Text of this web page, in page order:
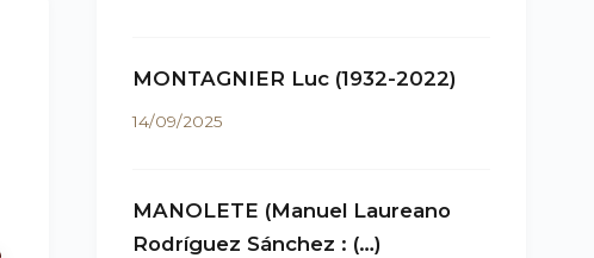
MONTAGNIER Luc (1932-2022)
14/09/2025
MANOLETE (Manuel Laureano
Rodríguez Sánchez : (…)